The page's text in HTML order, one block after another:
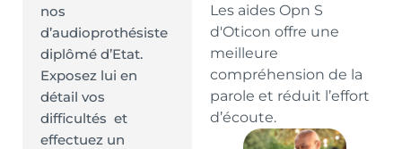
nos
d’audioprothésiste
diplômé d’Etat.
Exposez lui en
détail vos
difficultés et
effectuez un
Les aides Opn S
d'Oticon offre une
meilleure
compréhension de la
parole et réduit l’effort
d’écoute.